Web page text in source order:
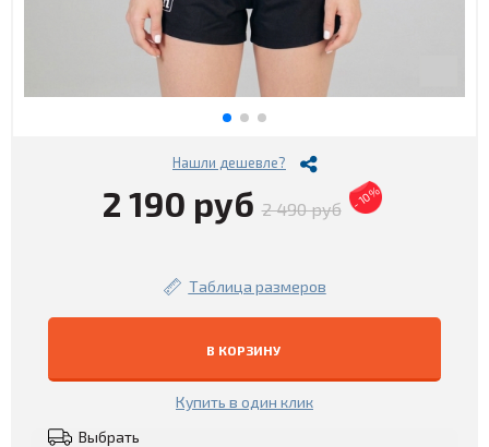
Нашли дешевле?
2 190 руб 2 490 руб - 10%
Таблица размеров
В КОРЗИНУ
Купить в один клик
Выбрать